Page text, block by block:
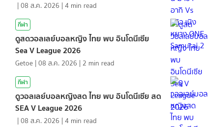
|08 ส.ค. 2026 |4 min read
กีฬา
ดูสดวอลเลย์บอลหญิง ไทย พบ อินโดนีเซีย
Sea V League 2026
Getoe |08 ส.ค. 2026 | 2 min read
กีฬา
ดูวอลเลย์บอลหญิงสด ไทย พบ อินโดนีเซีย สด
SEA V League 2026
|08 ส.ค. 2026 |4 min read